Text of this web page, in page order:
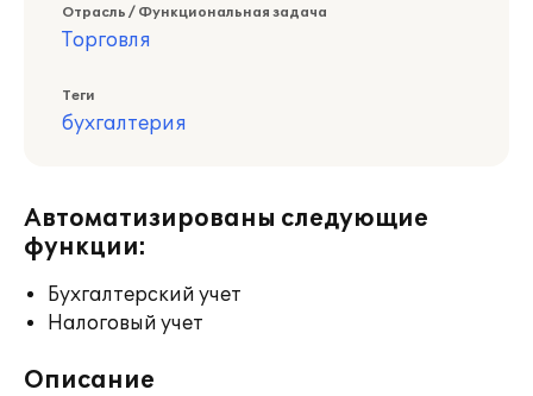
Отрасль / Функциональная задача
Торговля
Теги
бухгалтерия
Автоматизированы следующие
функции:
Бухгалтерский учет
Налоговый учет
Описание